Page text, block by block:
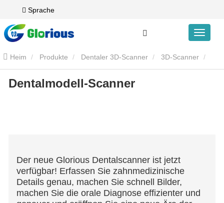
Sprache
Heim Produkte Dentaler 3D-Scanner 3D-Scanner
DentalModell-Scanner
Dentalmodell-Scanner
Der neue Glorious Dentalscanner ist jetzt
verfügbar! Erfassen Sie zahnmedizinische
Details genau, machen Sie schnell Bilder,
machen Sie die orale Diagnose effizienter und